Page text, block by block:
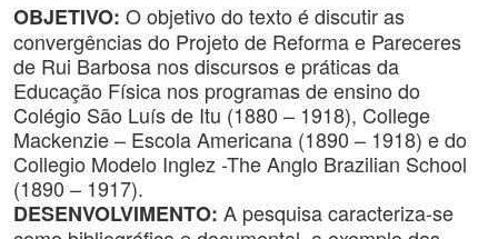
OBJETIVO: O objetivo do texto é discutir as
convergências do Projeto de Reforma e Pareceres
de Rui Barbosa nos discursos e práticas da
Educação Física nos programas de ensino do
Colégio São Luís de Itu (1880 – 1918), College
Mackenzie – Escola Americana (1890 – 1918) e do
Collegio Modelo Inglez -The Anglo Brazilian School
(1890 – 1917).
DESENVOLVIMENTO: A pesquisa caracteriza-se